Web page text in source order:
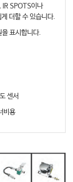
IR SPOTS이나
더할 수 있습니다.
표시합니다.
센서
비용